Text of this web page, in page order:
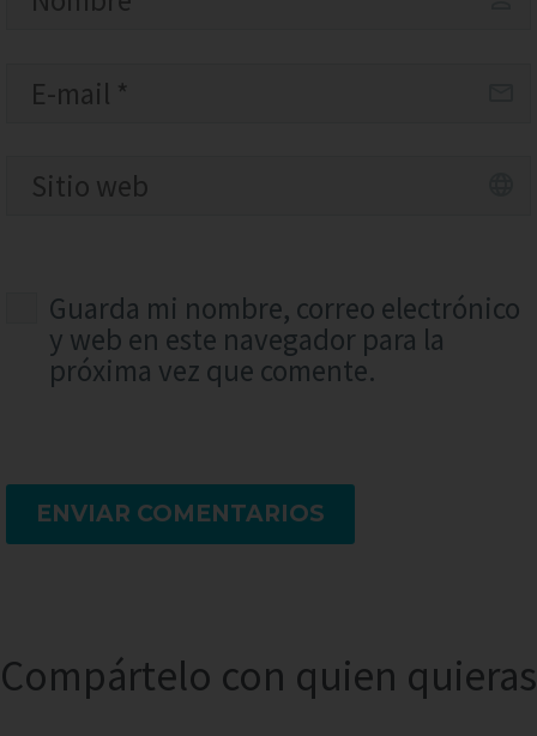
Guarda mi nombre, correo electrónico
y web en este navegador para la
próxima vez que comente.
ENVIAR COMENTARIOS
Compártelo con quien quieras